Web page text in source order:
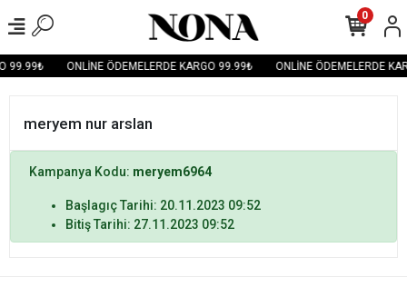
99.99₺ ONLİNE ÖDEMELERDE KARGO 99.99₺ ONLİNE ÖDEMELERDE
0
meryem nur arslan
Kampanya Kodu: meryem6964
Başlagıç Tarihi: 20.11.2023 09:52
Bitiş Tarihi: 27.11.2023 09:52